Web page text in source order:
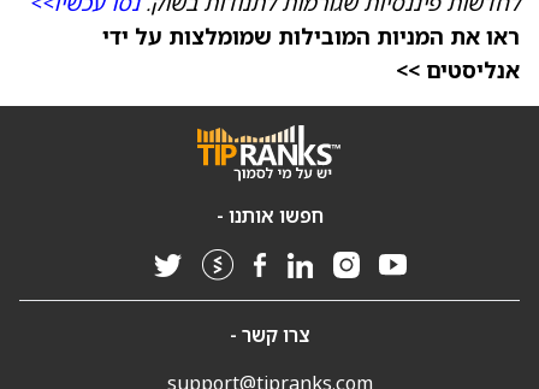
ראו את המניות המובילות שמומלצות על ידי
אנליסטים >>
חפשו אותנו -
צרו קשר -
support@tipranks.com